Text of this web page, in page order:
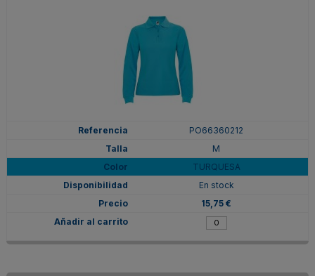
PO66360212
M
TURQUESA
En stock
15,75 €